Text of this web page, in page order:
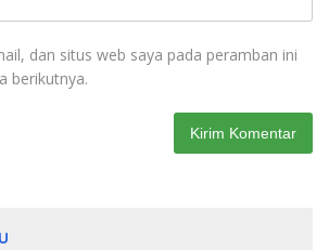
dan situs web saya pada peramban ini
berikutnya.